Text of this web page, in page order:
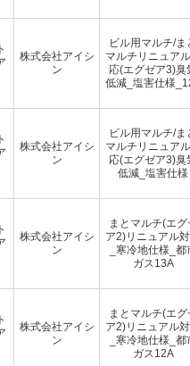
株式会社アイシ
ン
ビル用マルチ/ま
マルチリニュア
応(エグゼア3)臭
低減_塩害仕様
株式会社アイシ
ン
ビル用マルチ/ま
マルチリニュア
応(エグゼア3)臭
低減_塩害仕様
株式会社アイシ
ン
まとマルチ(エグ
ア2)リニュアル
_寒冷地仕様_都
ガス13A
株式会社アイシ
ン
まとマルチ(エグ
ア2)リニュアル
_寒冷地仕様_都
ガス12A